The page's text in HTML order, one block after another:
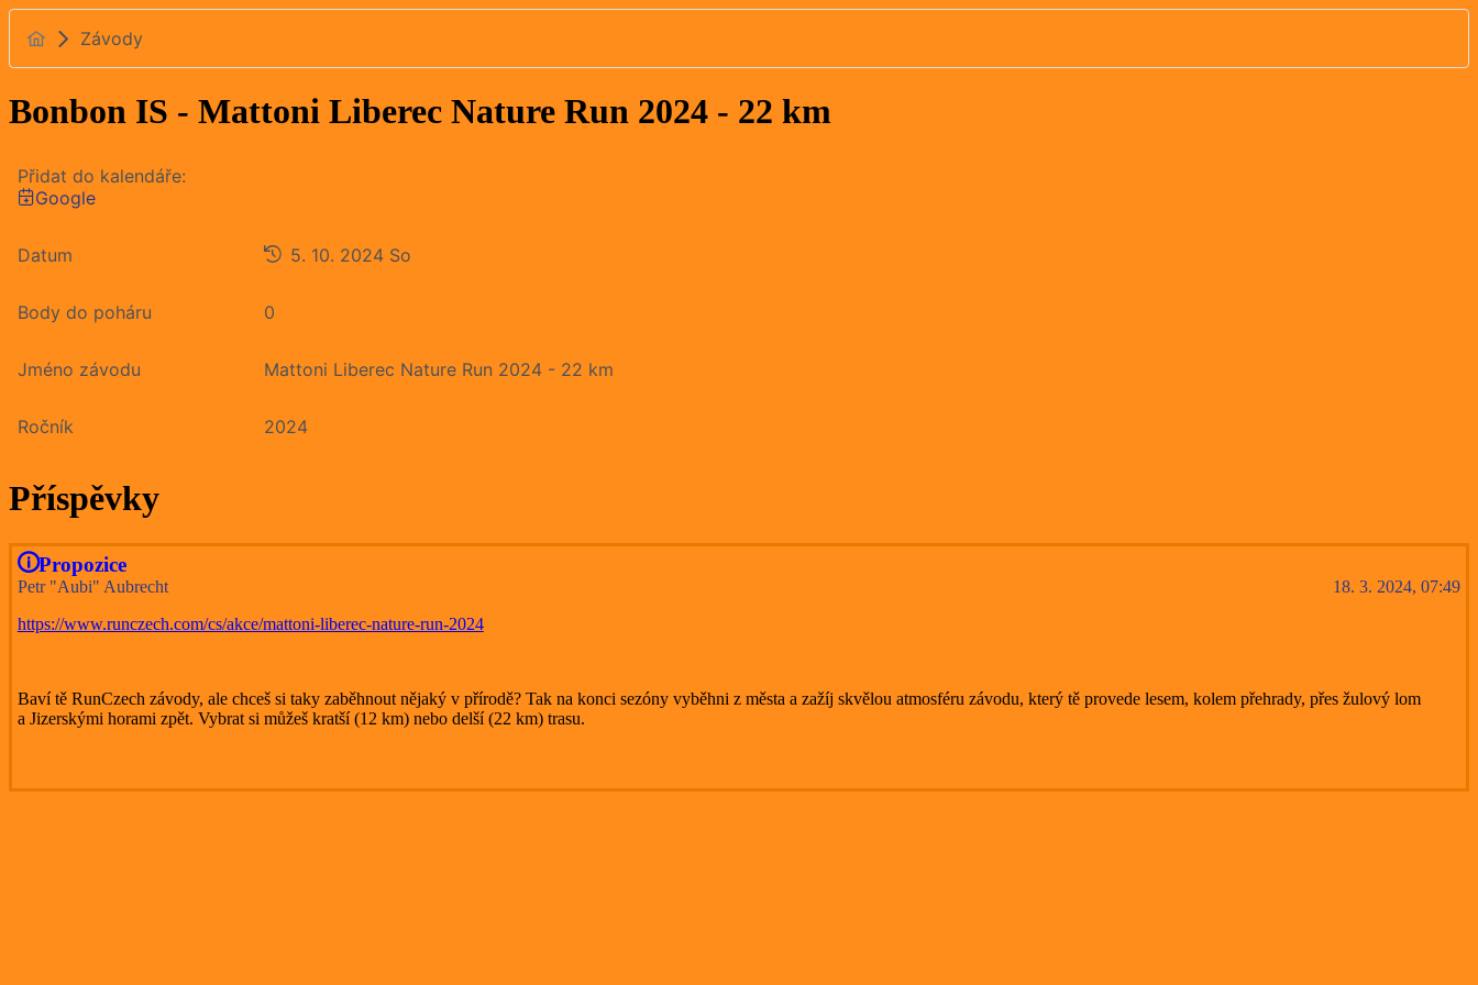
Závody
Bonbon IS - Mattoni Liberec Nature Run 2024 - 22 km
Přidat do kalendáře:
Google
Datum 5. 10. 2024 So
Body do poháru 0
Jméno závodu Mattoni Liberec Nature Run 2024 - 22 km
Ročník 2024
Příspěvky
Propozice
Petr "Aubi" Aubrecht
18. 3. 2024, 07:49
https://www.runczech.com/cs/akce/mattoni-liberec-nature-run-2024
Baví tě RunCzech závody, ale chceš si taky zaběhnout nějaký v přírodě? Tak na konci sezóny vyběhni z města a zažíj skvělou atmosféru závodu, který tě provede lesem, kolem přehrady, přes žulový lom
a Jizerskými horami zpět. Vybrat si můžeš kratší (12 km) nebo delší (22 km) trasu.